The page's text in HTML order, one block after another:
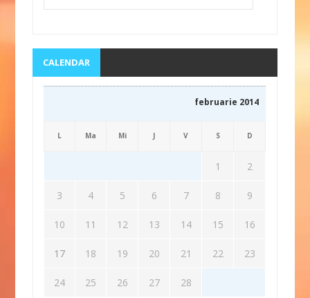
CALENDAR
februarie 2014
L Ma Mi J V S D
1 2
3 4 5 6 7 8 9
10 11 12 13 14 15 16
17 18 19 20 21 22 23
24 25 26 27
28